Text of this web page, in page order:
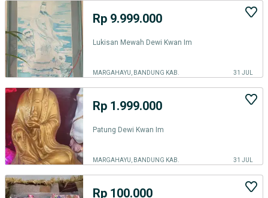
Rp 9.999.000
Lukisan Mewah Dewi Kwan Im
MARGAHAYU, BANDUNG KAB. 31 JUL
Rp 1.999.000
Patung Dewi Kwan Im
MARGAHAYU, BANDUNG KAB. 31 JUL
Rp 100.000